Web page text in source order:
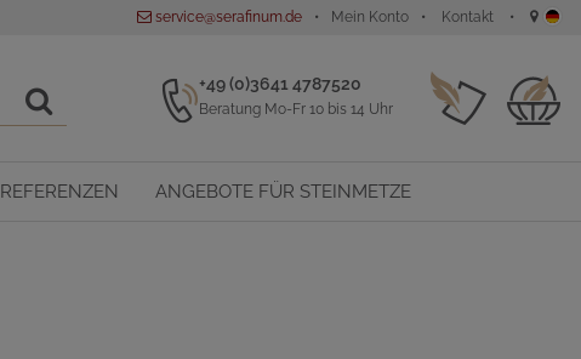
service@serafinum.de Mein Konto Kontakt
+49 (0)3641 4787520
Beratung Mo-Fr 10 bis 14 Uhr
REFERENZEN ANGEBOTE FÜR STEINMETZE